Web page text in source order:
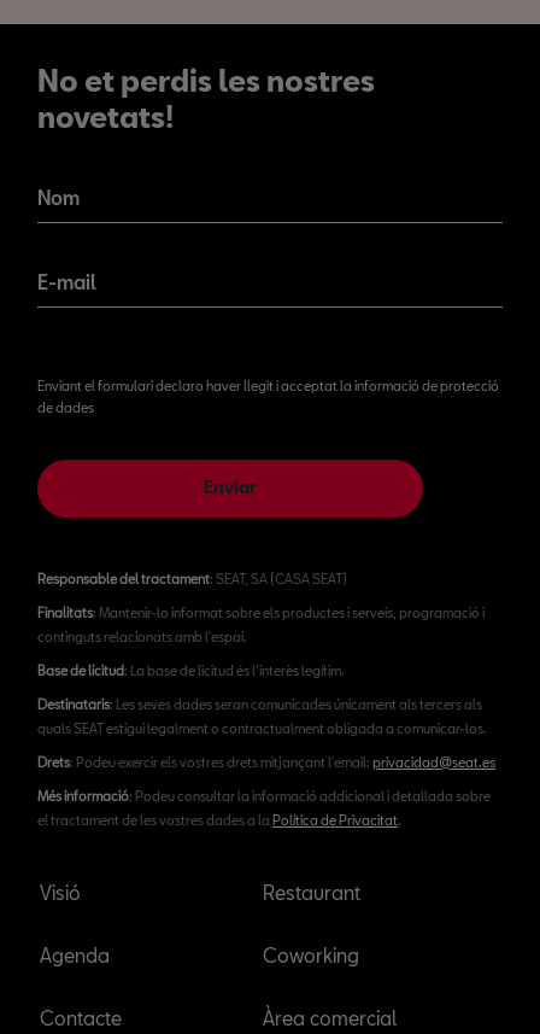
No et perdis les nostres
novetats!
novetats!
Nom
E-mail
Enviant el formulari declaro haver llegit i acceptat la informació de protecció
de dades
Enviar
Responsable del tractament: SEAT, SA (CASA SEAT)
Finalitats: Mantenir-lo informat sobre els productes i serveis, programació i
continguts relacionats amb l'espai.
Base de licitud: La base de licitud és l’interès legítim.
Destinataris: Les seves dades seran comunicades únicament als tercers als
quals SEAT estigui legalment o contractualment obligada a comunicar-los.
Drets: Podeu exercir els vostres drets mitjançant l'email: privacidad@seat.es
Més informació: Podeu consultar la informació addicional i detallada sobre
el tractament de les vostres dades a la Política de Privacitat.
Visió
Agenda
Contacte
Restaurant
Coworking
Àrea comercial